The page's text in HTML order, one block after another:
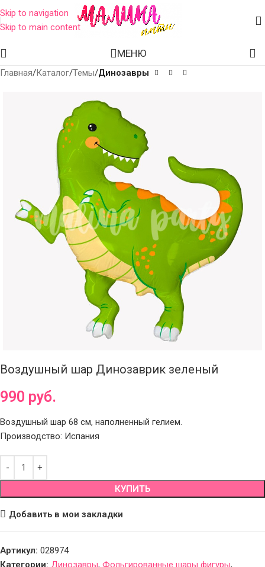
Skip to navigation
Skip to main content
МЕНЮ
Главная Каталог Темы Динозавры
Воздушный шар Динозаврик зеленый
990 руб.
Воздушный шар 68 см, наполненный гелием.
Производство: Испания
КУПИТЬ
Добавить в мои закладки
Артикул: 028974
Категории: Динозавры, Фольгированные шары фигуры,